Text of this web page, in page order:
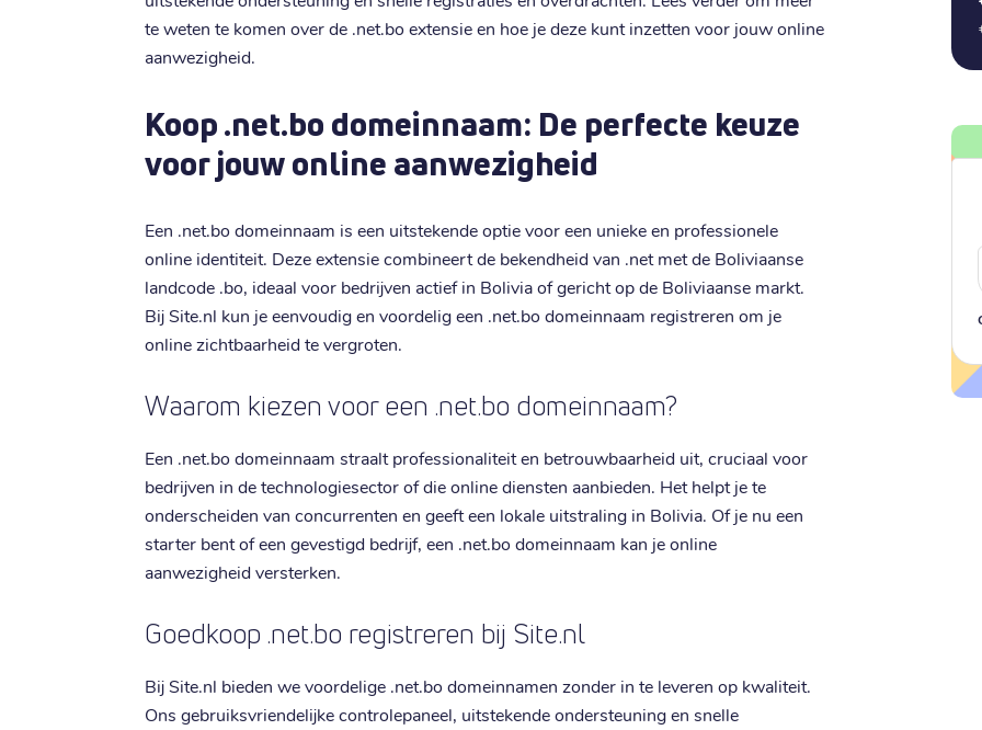
te weten te komen over de .net.bo extensie en hoe je deze kunt inzetten voor jouw online
aanwezigheid.
Koop .net.bo domeinnaam: De perfecte keuze
voor jouw online aanwezigheid
Een .net.bo domeinnaam is een uitstekende optie voor een unieke en professionele
online identiteit. Deze extensie combineert de bekendheid van .net met de Boliviaanse
landcode .bo, ideaal voor bedrijven actief in Bolivia of gericht op de Boliviaanse markt.
Bij Site.nl kun je eenvoudig en voordelig een .net.bo domeinnaam registreren om je
online zichtbaarheid te vergroten.
Waarom kiezen voor een .net.bo domeinnaam?
Een .net.bo domeinnaam straalt professionaliteit en betrouwbaarheid uit, cruciaal voor
bedrijven in de technologiesector of die online diensten aanbieden. Het helpt je te
onderscheiden van concurrenten en geeft een lokale uitstraling in Bolivia. Of je nu een
starter bent of een gevestigd bedrijf, een .net.bo domeinnaam kan je online
aanwezigheid versterken.
Goedkoop .net.bo registreren bij Site.nl
Bij Site.nl bieden we voordelige .net.bo domeinnamen zonder in te leveren op kwaliteit.
Ons gebruiksvriendelijke controlepaneel, uitstekende ondersteuning en snelle